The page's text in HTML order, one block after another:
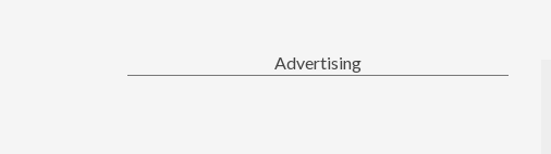
Advertising